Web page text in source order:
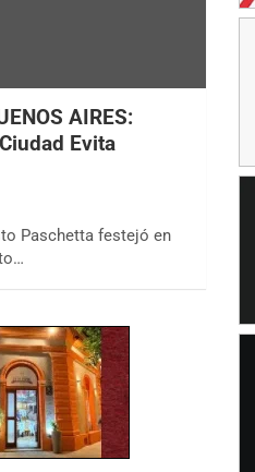
AIRES:
Evita
Paschetta festejó en